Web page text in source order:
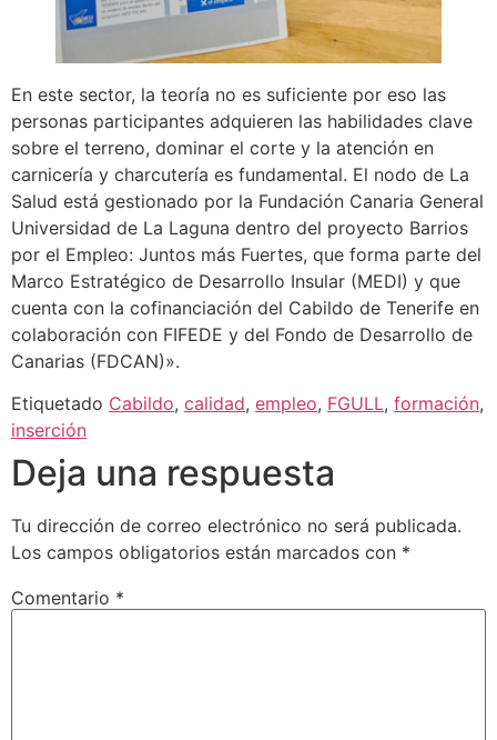
En este sector, la teoría no es suficiente por eso las
personas participantes adquieren las habilidades clave
sobre el terreno, dominar el corte y la atención en
carnicería y charcutería es fundamental. El nodo de La
Salud está gestionado por la Fundación Canaria General
Universidad de La Laguna dentro del proyecto Barrios
por el Empleo: Juntos más Fuertes, que forma parte del
Marco Estratégico de Desarrollo Insular (MEDI) y que
cuenta con la cofinanciación del Cabildo de Tenerife en
colaboración con FIFEDE y del Fondo de Desarrollo de
Canarias (FDCAN)».
Etiquetado Cabildo, calidad, empleo, FGULL, formación,
inserción
Deja una respuesta
Tu dirección de correo electrónico no será publicada.
Los campos obligatorios están marcados con *
Comentario *